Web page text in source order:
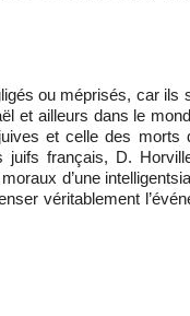
ou méprisés, car ils
et ailleurs dans le
et celle des morts
juifs français, D.
d’une
véritablement